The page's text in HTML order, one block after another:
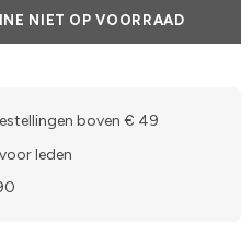
NIET OP VOORRAAD
boven € 49
leden